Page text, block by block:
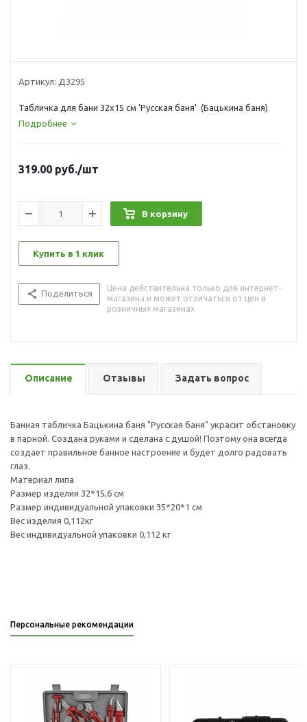
Артикул: Д3295
Табличка для бани 32х15 см 'Русская баня' (Бацькина баня)
Подробнее
319.00 руб./шт
В корзину
Купить в 1 клик
Поделиться
Цена действительна только для интернет-
магазина и может отличаться от цен в
розничных магазинах
Описание Отзывы Задать вопрос
Банная табличка Бацькина баня "Русская баня" украсит обстановку
в парной. Создана руками и сделана с душой! Поэтому она всегда
создает правильное банное настроение и будет долго радовать
глаз.
Материал липа
Размер изделия 32*15,6 см
Размер индивидуальной упаковки 35*20*1 см
Вес изделия 0,112кг
Вес индивидуальной упаковки 0,112 кг
Персональные рекомендации